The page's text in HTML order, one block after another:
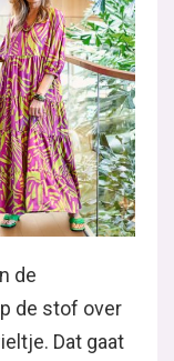
de
de stof over
Dat gaat